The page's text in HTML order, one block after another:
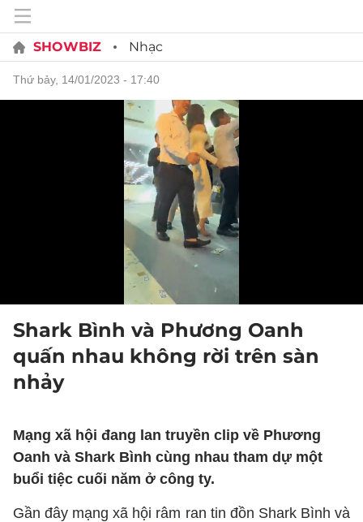
SHOWBIZ Nhạc
thứ bảy, 14/01/2023 - 17:40
Shark Bình và Phương Oanh
quấn nhau không rời trên sàn
nhảy
Mạng xã hội đang lan truyền clip về Phương
Oanh và Shark Bình cùng nhau tham dự một
buổi tiệc cuối năm ở công ty.
Gần đây mạng xã hội râm ran tin đồn Shark Bình và